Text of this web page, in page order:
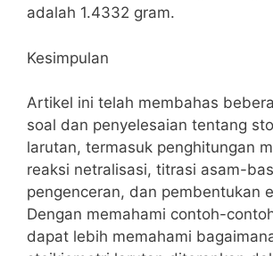
adalah 1.4332 gram.
Kesimpulan
Artikel ini telah membahas
soal dan penyelesaian tentang
larutan, termasuk penghitungan
reaksi netralisasi, titrasi asam-
pengenceran, dan pembentukan
Dengan memahami contoh-
dapat lebih memahami